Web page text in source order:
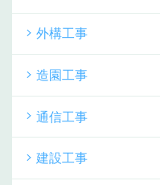
外構工事
造園工事
通信工事
建設工事